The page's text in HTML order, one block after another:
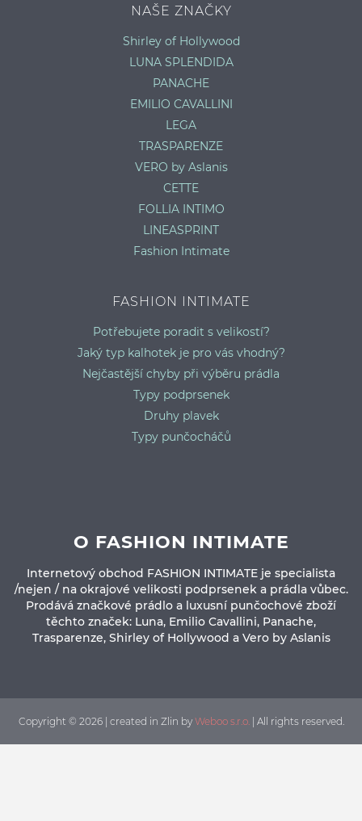
NAŠE ZNAČKY
Shirley of Hollywood
LUNA SPLENDIDA
PANACHE
EMILIO CAVALLINI
LEGA
TRASPARENZE
VERO by Aslanis
CETTE
FOLLIA INTIMO
LINEASPRINT
Fashion Intimate
FASHION INTIMATE
Potřebujete poradit s velikostí?
Jaký typ kalhotek je pro vás vhodný?
Nejčastější chyby při výběru prádla
Typy podprsenek
Druhy plavek
Typy punčocháčů
O FASHION INTIMATE
Internetový obchod FASHION INTIMATE je specialista
/nejen / na okrajové velikosti podprsenek a prádla vůbec.
Prodává značkové prádlo a luxusní punčochové zboží
těchto značek: Luna, Emilio Cavallini, Panache,
Trasparenze, Shirley of Hollywood a Vero by Aslanis
Copyright © 2026 | created in Zlin by Weboo s.r.o. | All rights reserved.